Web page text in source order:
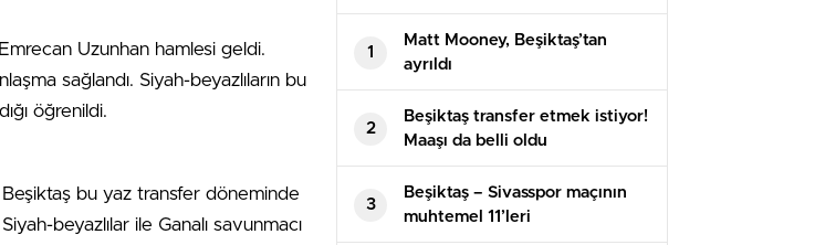
Uzunhan hamlesi geldi.
sağlandı. Siyah-beyazlıların bu
öğrenildi.
Beşiktaş bu yaz transfer döneminde
beyazlılar ile Ganalı savunmacı
1
Matt Mooney, Beşiktaş’tan
ayrıldı
2
Beşiktaş transfer etmek istiyor!
Maaşı da belli oldu
3
Beşiktaş – Sivasspor maçının
muhtemel 11’leri